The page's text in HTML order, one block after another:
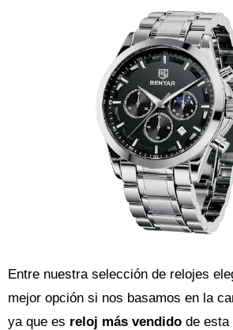
Entre nuestra selección de relojes
mejor opción si nos basamos en la
ya que es reloj más vendido de esta